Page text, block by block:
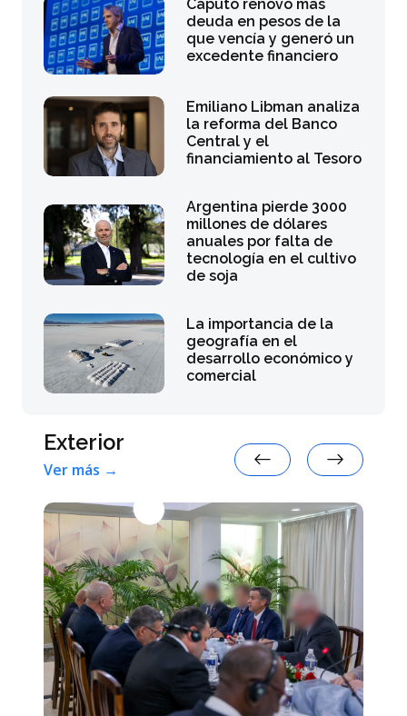
Caputo renovó más
deuda en pesos de la
que vencía y generó un
excedente financiero
Emiliano Libman analiza
la reforma del Banco
Central y el
financiamiento al Tesoro
Argentina pierde 3000
millones de dólares
anuales por falta de
tecnología en el cultivo
de soja
La importancia de la
geografía en el
desarrollo económico y
comercial
Exterior
Ver más →